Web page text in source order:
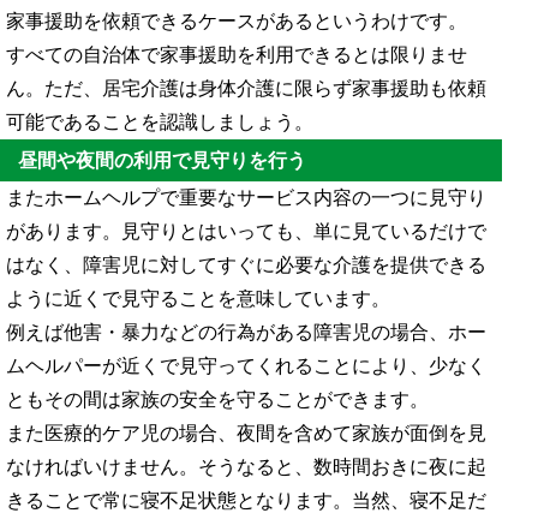
家事援助を依頼できるケースがあるというわけです。
すべての自治体で家事援助を利用できるとは限りませ
ん。ただ、居宅介護は身体介護に限らず家事援助も依頼
可能であることを認識しましょう。
昼間や夜間の利用で見守りを行う
またホームヘルプで重要なサービス内容の一つに見守り
があります。見守りとはいっても、単に見ているだけで
はなく、障害児に対してすぐに必要な介護を提供できる
ように近くで見守ることを意味しています。
例えば他害・暴力などの行為がある障害児の場合、ホー
ムヘルパーが近くで見守ってくれることにより、少なく
ともその間は家族の安全を守ることができます。
また医療的ケア児の場合、夜間を含めて家族が面倒を見
なければいけません。そうなると、数時間おきに夜に起
きることで常に寝不足状態となります。当然、寝不足だ